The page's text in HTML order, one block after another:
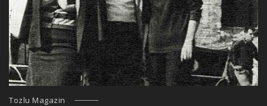
Tozlu Magazin